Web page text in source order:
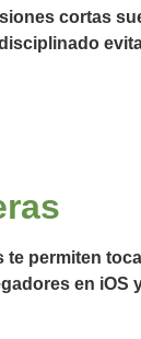
cortas
te permiten
en iOS